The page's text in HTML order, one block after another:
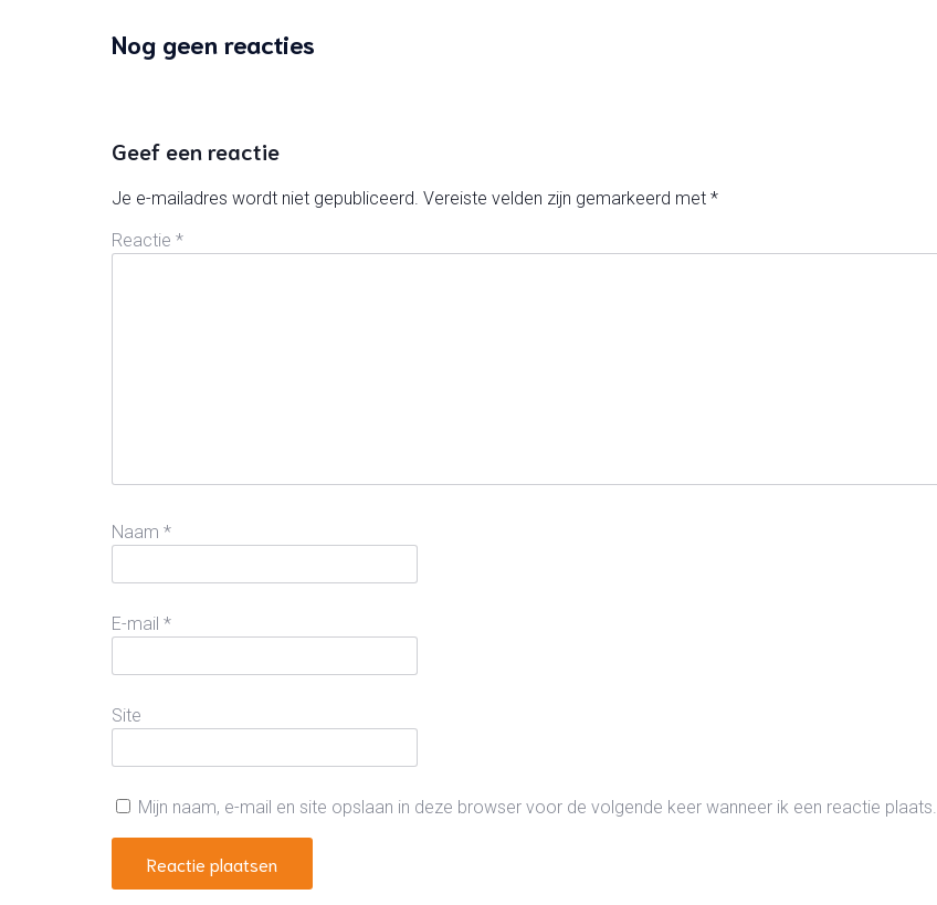
Nog geen reacties
Geef een reactie
Je e-mailadres wordt niet gepubliceerd. Vereiste velden zijn gemarkeerd met *
Reactie *
Naam *
E-mail *
Site
Mijn naam, e-mail en site opslaan in deze browser voor de volgende keer wanneer ik een reactie plaats.